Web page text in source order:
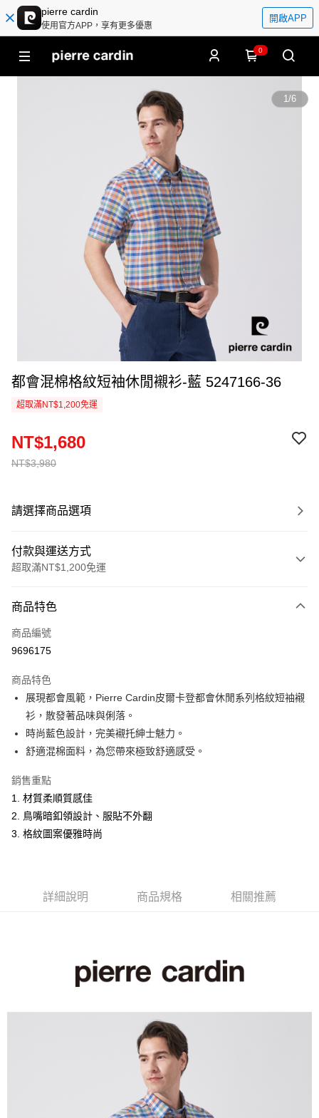
pierre cardin
使用官方APP，享有更多優惠
開啟APP
0
1/6
都會混棉格紋短袖休閒襯衫-藍 5247166-36
超取滿NT$1,200免運
NT$3,980
NT$1,680
請選擇商品選項
付款與運送方式
超取滿NT$1,200免運
信用卡一次付款
超商取貨付款
Apple Pay
悠遊付
Google Pay
ATM付款
全家取貨付款
每筆NT$60，滿NT$1,200(含以上)免運費
付款後萊爾富取貨
每筆NT$60，滿NT$1,200(含以上)免運費
7-11取貨付款
每筆NT$60，滿NT$1,200(含以上)免運費
每筆NT$60，滿NT$1,200(含以上)免運費
商品特色
商品編號
9696175
商品特色
展現都會風範，Pierre Cardin皮爾卡登都會休閒系列格紋短袖襯
衫，散發著品味與俐落。
時尚藍色設計，完美襯托紳士魅力。
舒適混棉面料，為您帶來極致舒適感受。
銷售重點
1. 材質柔順質感佳
2. 鳥嘴暗釦領設計、服貼不外翻
3. 格紋圖案優雅時尚
詳細說明 商品規格 相關推薦